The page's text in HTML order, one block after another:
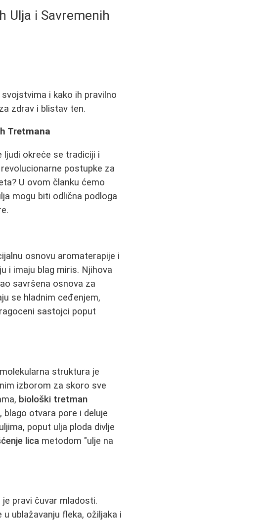
Ulja i Savremenih
i kako ih pravilno
zdrav i blistav ten.
Tretmana
ljudi okreće se tradiciji i
postupke za
U ovom članku ćemo
mogu biti odlična podloga
osnovu aromaterapije i
i imaju blag miris. Njihova
savršena osnova za
se hladnim ceđenjem,
sastojci poput
struktura je
izborom za skoro sve
biološki tretman
otvara pore i deluje
poput ulja ploda divlje
lica metodom "ulje na
pravi čuvar mladosti.
ublažavanju fleka, ožiljaka i